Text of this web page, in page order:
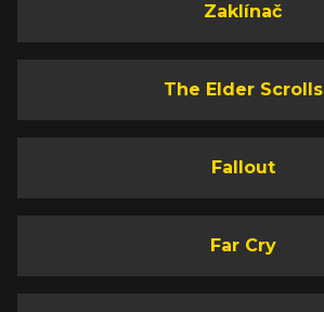
Zaklínač
The Elder Scrolls
Fallout
Far Cry